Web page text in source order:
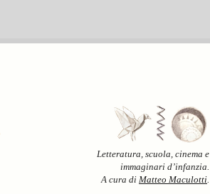
Letteratura, scuola, cinema e
immaginari d’infanzia.
A cura di Matteo Maculotti.